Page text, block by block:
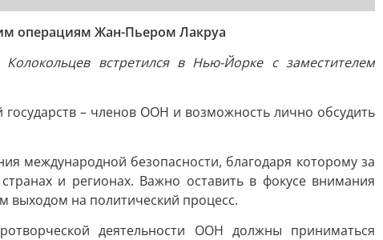
операциям Жан-Пьером Лакруа
встретился в Нью-Йорке с заместителем
– членов ООН и возможность лично обсудить
международной безопасности, благодаря которому за
и регионах. Важно оставить в фокусе внимания
выходом на политический процесс.
деятельности ООН должны приниматься